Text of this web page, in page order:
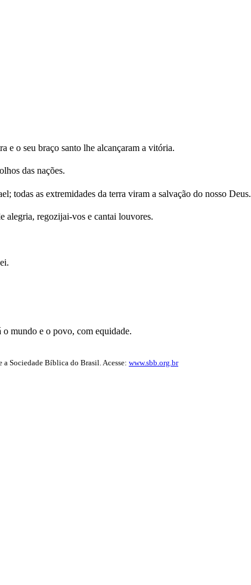
e o seu braço santo lhe alcançaram a vitória.
das nações.
todas as extremidades da terra viram a salvação do nosso Deus.
alegria, regozijai-vos e cantai louvores.
mundo e o povo, com equidade.
Sociedade Bíblica do Brasil. Acesse: www.sbb.org.br